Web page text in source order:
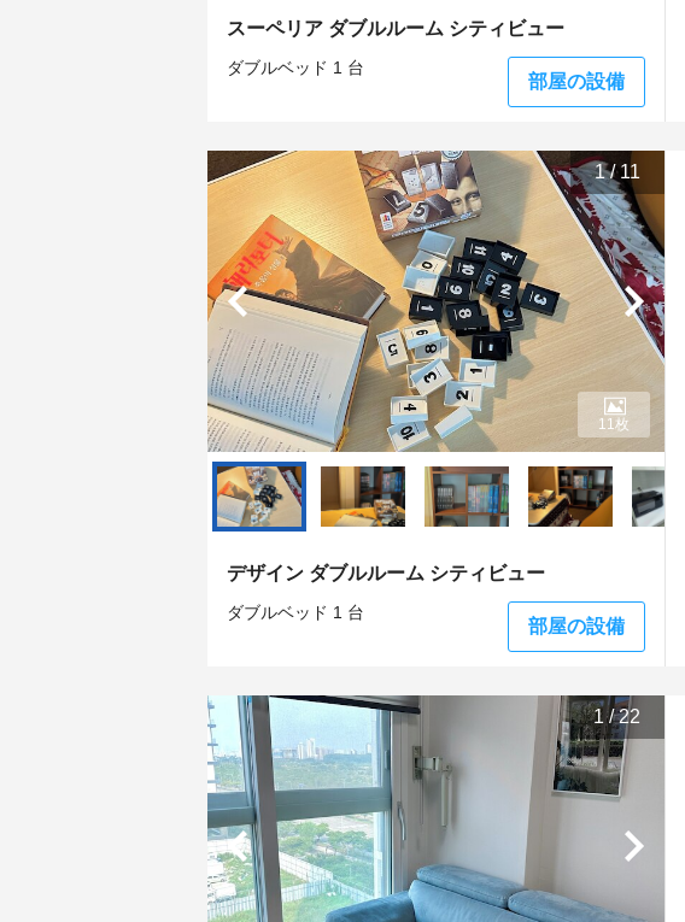
スーペリア ダブルルーム シティビュー
ダブルベッド 1 台
部屋の設備
1/11
デザイン ダブルルーム シティビュー
ダブルベッド 1 台
部屋の設備
11枚
1/22